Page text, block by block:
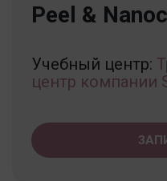
Peel &
Учебный центр:
центр компании